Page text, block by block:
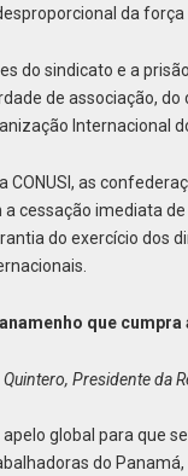
da
do sindicato e a
de associação,
Internacional
a CONUSI, as
cessação imediata
do exercício dos
que
Presidente da
apelo global para que
do